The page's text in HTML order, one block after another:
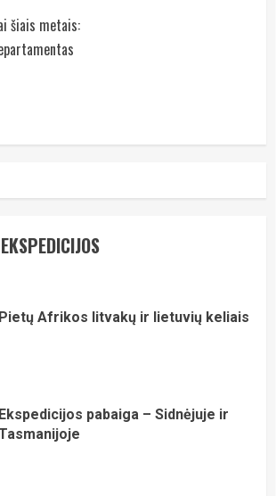
šiais metais:
Pietų Afrikos litvakų ir lietuvių keliais
Ekspedicijos pabaiga – Sidnėjuje ir